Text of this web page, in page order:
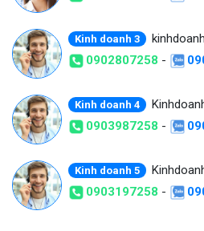
Kinh doanh 3
0902807258 -
Kinh doanh 4
0903987258 -
Kinh doanh 5
0903197258 -